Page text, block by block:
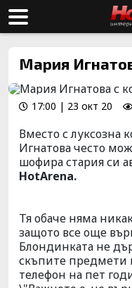
Мария
17:00 | 23 окт 20
Вместо с луксозна
Игнатова често
шофира стария си
HotArena.
Тя обаче няма
защото все още
Блондинката не
скъпите предмети
телефон на пет